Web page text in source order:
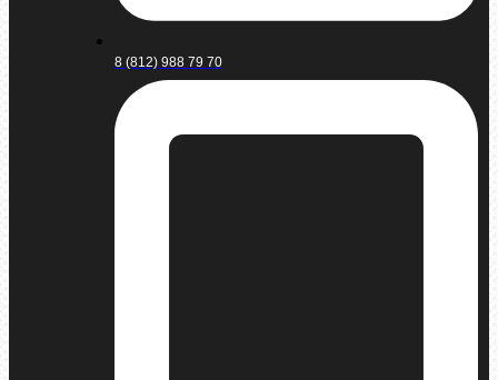
8 (812) 988 79 70